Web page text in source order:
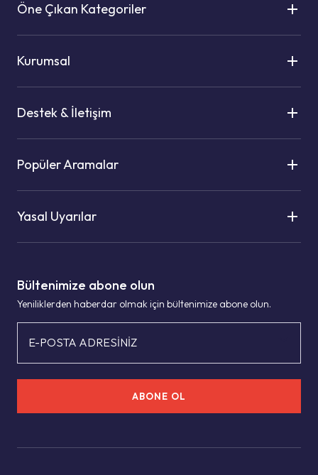
Bültenimize abone olun
Yeniliklerden haberdar olmak için bültenimize abone olun.
E-POSTA ADRESİNİZ
ABONE OL
Öne Çıkan Kategoriler
Kurumsal
Destek & İletişim
Popüler Aramalar
Yasal Uyarılar